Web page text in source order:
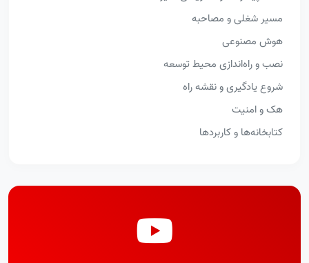
مسیر شغلی و مصاحبه
هوش مصنوعی
نصب و راه‌اندازی محیط توسعه
شروع یادگیری و نقشه راه
هک و امنیت
کتابخانه‌ها و کاربردها